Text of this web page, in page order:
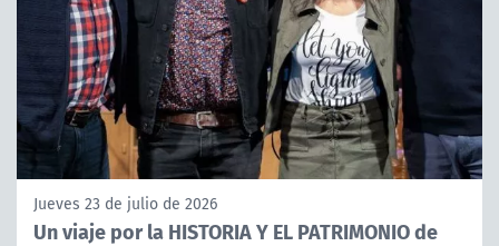
Jueves 23 de julio de 2026
Un viaje por la HISTORIA Y EL PATRIMONIO de